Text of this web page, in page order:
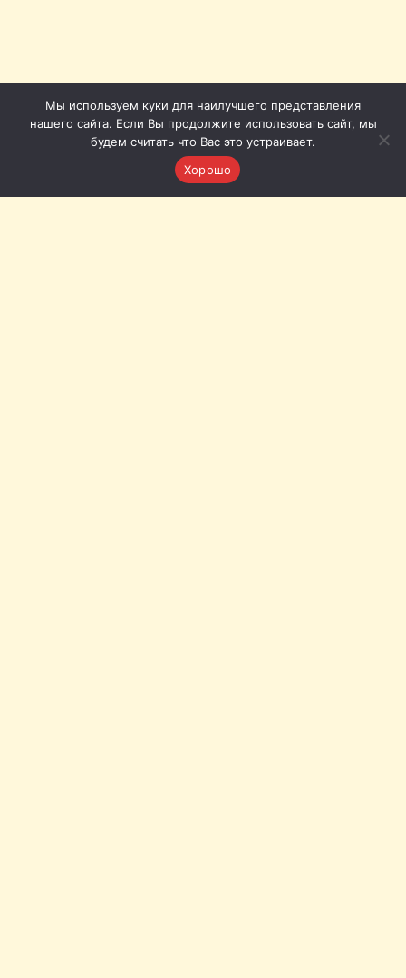
Мы используем куки для наилучшего представления
нашего сайта. Если Вы продолжите использовать сайт, мы
будем считать что Вас это устраивает.
Хорошо